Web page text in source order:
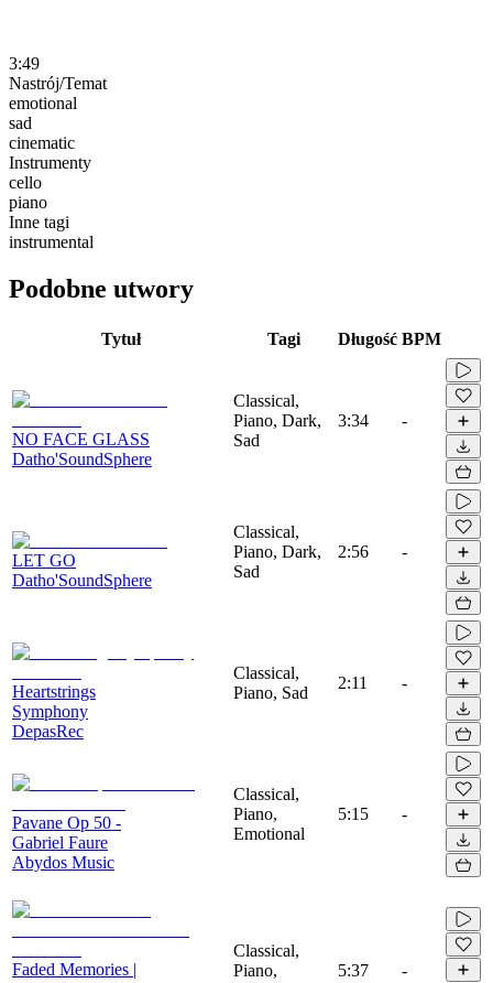
3:49
Nastrój/Temat
emotional
sad
cinematic
Instrumenty
cello
piano
Inne tagi
instrumental
Podobne utwory
Tytuł Tagi Długość BPM
NO FACE GLASS
Datho'SoundSphere
Classical,
Piano, Dark,
Sad
3:34 -
LET GO
Datho'SoundSphere
Classical,
Piano, Dark,
Sad
2:56 -
Heartstrings
Symphony
DepasRec
Classical,
Piano, Sad
2:11 -
Pavane Op 50 -
Gabriel Faure
Abydos Music
Classical,
Piano,
Emotional
5:15 -
Faded Memories |
Classical,
Piano,
5:37 -